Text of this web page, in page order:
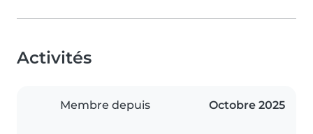
Activités
Membre depuis Octobre 2025